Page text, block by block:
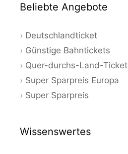
Beliebte Angebote
Deutschlandticket
Günstige Bahntickets
Quer-durchs-Land-Ticket
Super Sparpreis Europa
Super Sparpreis
Wissenswertes